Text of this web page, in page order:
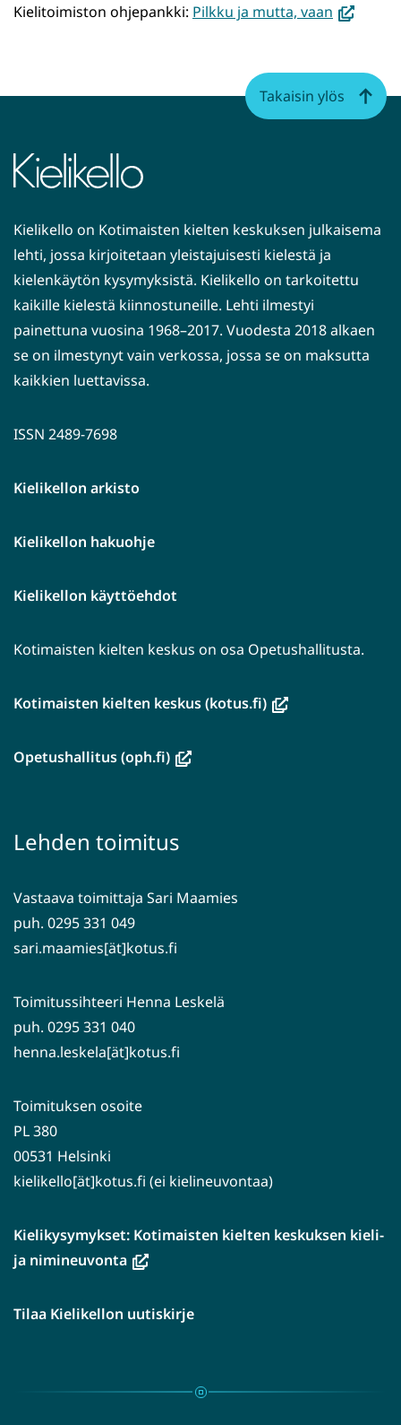
Kielitoimiston ohjepankki: Pilkku ja mutta, vaan (avautuu
siirryt
toiseen
Kielikello on Kotimaisten kielten keskuksen julkaisema
lehti, jossa kirjoitetaan yleistajuisesti kielestä ja
kielenkäytön kysymyksistä. Kielikello on tarkoitettu
kaikille kielestä kiinnostuneille. Lehti ilmestyi
painettuna vuosina 1968–2017. Vuodesta 2018 alkaen
se on ilmestynyt vain verkossa, jossa se on maksutta
kaikkien luettavissa.
ISSN 2489-7698
Kielikellon arkisto
Kielikellon hakuohje
Kielikellon käyttöehdot
Kotimaisten kielten keskus on osa Opetushallitusta.
Kotimaisten kielten keskus (kotus.fi)(avautuu
Opetushallitus (oph.fi)(avautuu
toiseen
Lehden toimitus
Vastaava toimittaja Sari Maamies
puh. 0295 331 049
sari.maamies[ät]kotus.fi
Toimitussihteeri Henna Leskelä
puh. 0295 331 040
henna.leskela[ät]kotus.fi
Toimituksen osoite
PL 380
00531 Helsinki
kielikello[ät]kotus.fi (ei kielineuvontaa)
Kielikysymykset: Kotimaisten kielten keskuksen kieli-
ja nimineuvonta(avautuu
ikkunaan,
palveluun)
Tilaa Kielikellon uutiskirje
Takaisin ylös